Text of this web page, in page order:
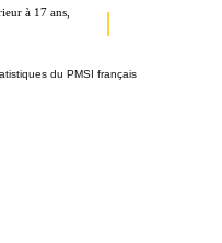
à 17 ans,
du PMSI français